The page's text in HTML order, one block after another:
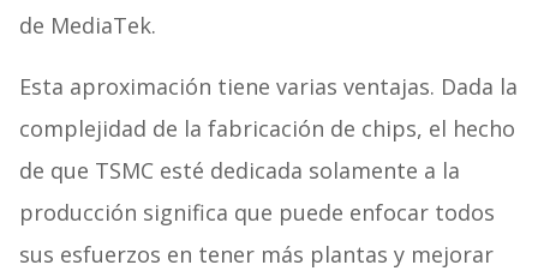
de MediaTek.
Esta aproximación tiene varias ventajas. Dada la
complejidad de la fabricación de chips, el hecho
de que TSMC esté dedicada solamente a la
producción significa que puede enfocar todos
sus esfuerzos en tener más plantas y mejorar